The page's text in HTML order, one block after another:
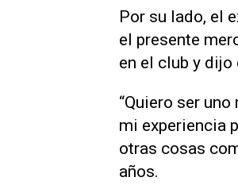
Por su lado, el
el presente
en el club y dijo
“Quiero ser
mi experiencia
otras cosas
años.